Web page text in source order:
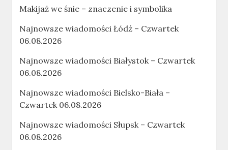
Makijaż we śnie – znaczenie i symbolika
Najnowsze wiadomości Łódź – Czwartek
06.08.2026
Najnowsze wiadomości Białystok – Czwartek
06.08.2026
Najnowsze wiadomości Bielsko-Biała –
Czwartek 06.08.2026
Najnowsze wiadomości Słupsk – Czwartek
06.08.2026